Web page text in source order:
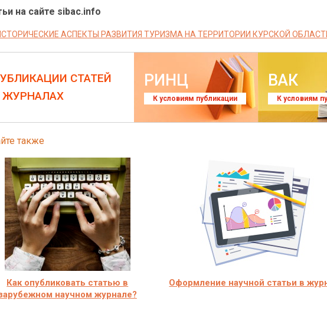
на сайте sibac.info
АСПЕКТЫ РАЗВИТИЯ ТУРИЗМА НА ТЕРРИТОРИИ КУРСКОЙ
СТАТЕЙ
ЖУРНАЛАХ
РИНЦ
К условиям публикации
ВАК
К условиям
также
Как опубликовать статью в
научном журнале?
Оформление научной статьи в